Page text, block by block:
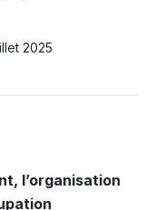
2025
l’organisation